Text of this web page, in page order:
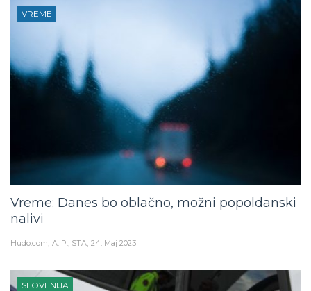
VREME
Vreme: Danes bo oblačno, možni popoldanski
nalivi
Hudo.com A. P., STA 24. Maj 2023
SLOVENIJA